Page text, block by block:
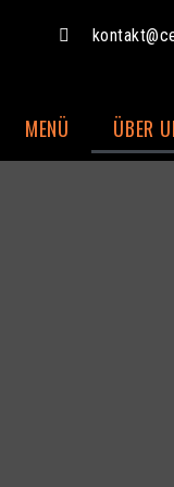
MENÜ ÜBER